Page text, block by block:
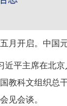
月开启。中国
近平主席在北
教科文组织总
见会谈。